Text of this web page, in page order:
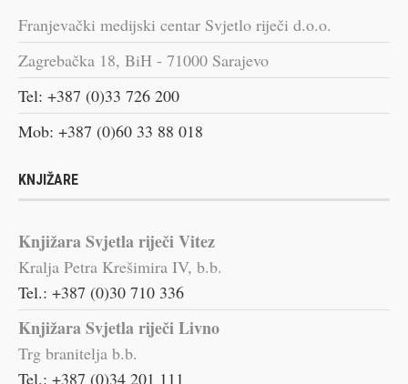
Franjevački medijski centar Svjetlo riječi d.o.o.
Zagrebačka 18, BiH - 71000 Sarajevo
Tel: +387 (0)33 726 200
Mob: +387 (0)60 33 88 018
KNJIŽARE
Knjižara Svjetla riječi Vitez
Kralja Petra Krešimira IV, b.b.
Tel.: +387 (0)30 710 336
Knjižara Svjetla riječi Livno
Trg branitelja b.b.
Tel.: +387 (0)34 201 111